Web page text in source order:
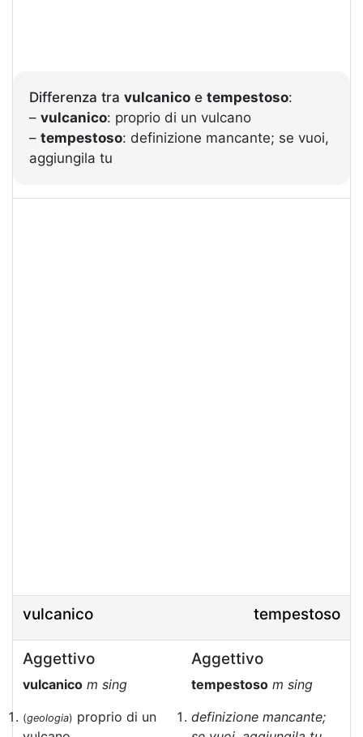
Differenza tra vulcanico e tempestoso:
– vulcanico: proprio di un vulcano
– tempestoso: definizione mancante; se vuoi,
aggiungila tu
vulcanico tempestoso
Aggettivo
vulcanico m sing
(geologia) proprio di un
Aggettivo
tempestoso m sing
definizione mancante;